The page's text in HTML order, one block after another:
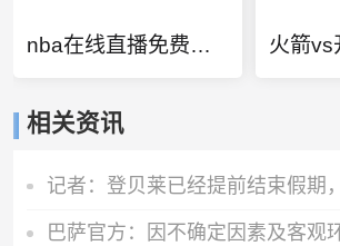
nba在线直播免费观看直播88看球
相关资讯